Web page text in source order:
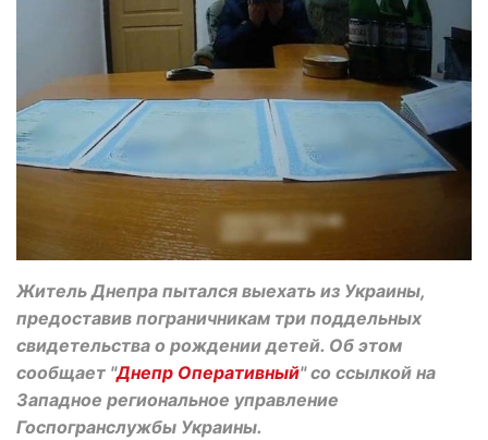
Житель Днепра пытался выехать из Украины,
предоставив пограничникам три поддельных
свидетельства о рождении детей. Об этом
сообщает "Днепр Оперативный" со ссылкой на
Западное региональное управление
Госпогранслужбы Украины.